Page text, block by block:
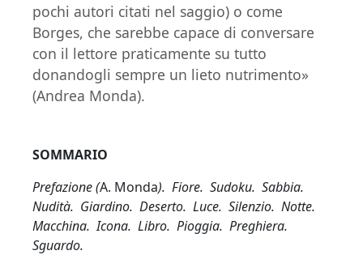
pochi autori citati nel saggio) o come
Borges, che sarebbe capace di conversare
con il lettore praticamente su tutto
donandogli sempre un lieto nutrimento»
(Andrea Monda).
SOMMARIO
Prefazione (A. Monda). Fiore. Sudoku. Sabbia.
Nudità. Giardino. Deserto. Luce. Silenzio. Notte.
Macchina. Icona. Libro. Pioggia. Preghiera.
Sguardo.